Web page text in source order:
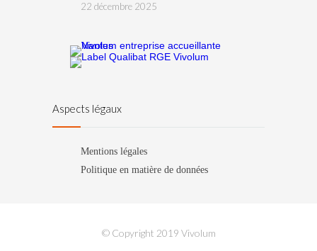
22 décembre 2025
Aspects légaux
Mentions légales
Politique en matière de données
© Copyright 2019 Vivolum